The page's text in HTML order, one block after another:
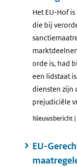
Het EU-Hof
die bij
orde is, had
een lidstaat
diensten zijn
prejudiciële
Nieuwsbericht
EU-